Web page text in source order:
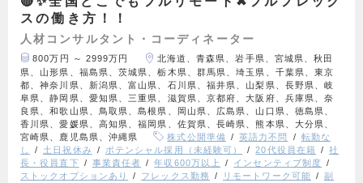
スの働き方！！
人材コンサルタント・コーディネーター
800万円 ～ 2999万円
北海道、青森県、岩手県、宮城県、秋田
県、山形県、福島県、茨城県、栃木県、群馬県、埼玉県、千葉県、東京
都、神奈川県、新潟県、富山県、石川県、福井県、山梨県、長野県、岐
阜県、静岡県、愛知県、三重県、滋賀県、京都府、大阪府、兵庫県、奈
良県、和歌山県、鳥取県、島根県、岡山県、広島県、山口県、徳島県、
香川県、愛媛県、高知県、福岡県、佐賀県、長崎県、熊本県、大分県、
宮崎県、鹿児島県、沖縄県
株式公開準備 英語力不問
転勤な
し
土日祝休み ポテンシャル採用（未経験可） 20代役員在籍
社
長・役員直下
事業責任者 年収600万以上
インセンティブ制度
ストックオプションあり
フレックス勤務 リモートワーク可能
副